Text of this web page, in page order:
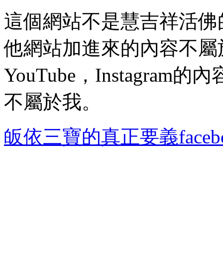
這個網站不是慧吉祥活
他網站加進來的內容不屬
YouTube，Instagram的
不屬於我。
皈依三寶的真正要義